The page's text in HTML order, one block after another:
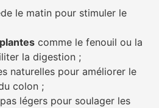
le matin pour stimuler le
plantes comme le fenouil ou la
la digestion ;
naturelles pour améliorer le
colon ;
légers pour soulager les